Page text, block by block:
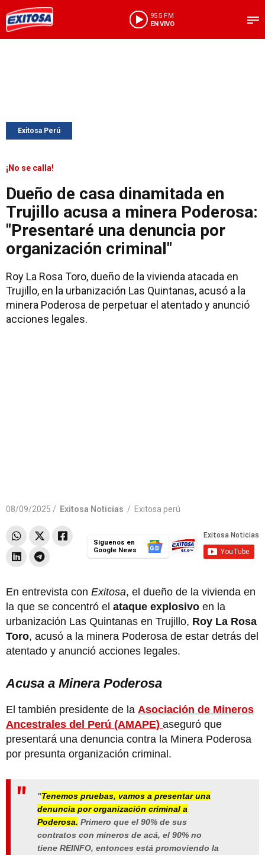
95.5 FM
EN VIVO
Exitosa Perú
¡No se calla!
Dueño de casa dinamitada en
Trujillo acusa a minera Poderosa:
"Presentaré una denuncia por
organización criminal"
Roy La Rosa Toro, dueño de la vivienda atacada en
Trujillo, en la urbanización Las Quintanas, acusó a la
minera Poderosa de perpetuar el atentado y anunció
acciones legales.
08/09/2025 / Exitosa Noticias / Exitosa perú
Síguenos en
Google News
En entrevista con Exitosa, el dueño de la vivienda en
la que se concentró el ataque explosivo en la
urbanización Las Quintanas en Trujillo, Roy La Rosa
Toro, acusó a la minera Poderosa de estar detrás del
atentado y anunció acciones legales.
Acusa a Minera Poderosa
El también presidente de la Asociación de Mineros
Ancestrales del Perú (AMAPE) aseguró que
presentará una denuncia contra la Minera Poderosa
por presunta organización criminal.
"Tenemos pruebas, vamos a presentar una
denuncia por organización criminal a
Poderosa. Primero que el 90% de sus
contratos con mineros de acá, el 90% no
tiene REINFO, entonces está promoviendo la